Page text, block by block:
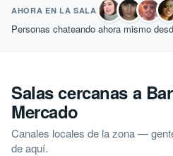
AHORA EN LA SALA
Personas chateando ahora mismo
Salas cercanas a
Mercado
Canales locales de la zona —
de aquí.